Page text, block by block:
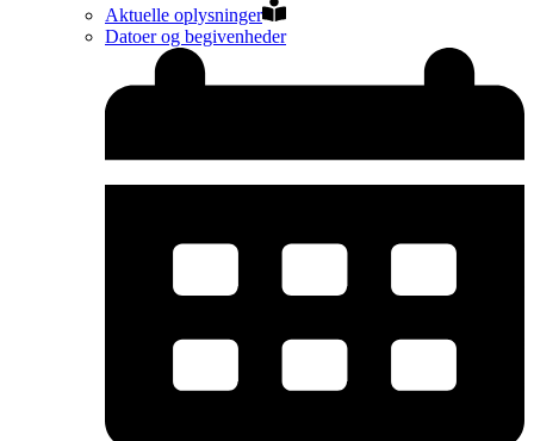
Aktuelle oplysninger
Datoer og begivenheder